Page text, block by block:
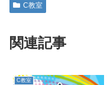
C教室
関連記事
C教室